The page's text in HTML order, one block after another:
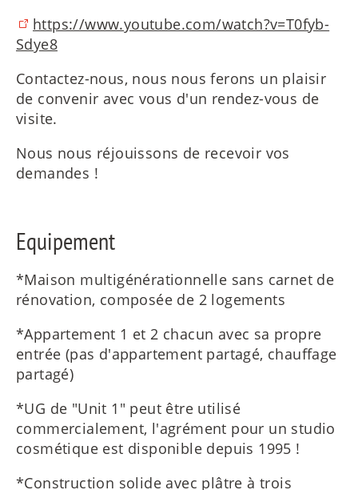
https://www.youtube.com/watch?v=T0fyb-
Sdye8
Contactez-nous, nous nous ferons un plaisir
de convenir avec vous d'un rendez-vous de
visite.
Nous nous réjouissons de recevoir vos
demandes !
Equipement
*Maison multigénérationnelle sans carnet de
rénovation, composée de 2 logements
*Appartement 1 et 2 chacun avec sa propre
entrée (pas d'appartement partagé, chauffage
partagé)
*UG de "Unit 1" peut être utilisé
commercialement, l'agrément pour un studio
cosmétique est disponible depuis 1995 !
*Construction solide avec plâtre à trois